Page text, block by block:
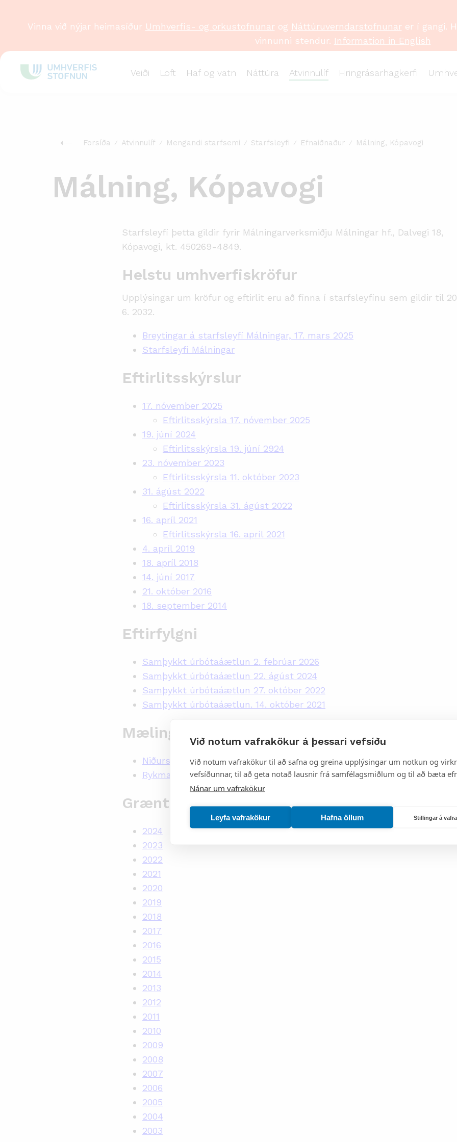
Við notum vafrakökur á þessari vefsíðu
Við notum vafrakökur til að safna og greina upplýsingar um notkun og
vefsíðunnar, til að geta notað lausnir frá samfélagsmiðlum og til að bæta
Nánar um vafrakökur
Leyfa vafrakökur Hafna öllum Stillingar á
Veiði Loft Haf og vatn Náttúra Atvinnulíf Hringrásarhagkerfi
Vinna við nýjar heimasíður Umhverfis- og orkustofnunarog Náttúruverndarstofnunarer í gangi.
vinnunni stendur. Information in English
Forsíða Atvinnulíf Mengandi starfsemi Starfsleyfi Efnaiðnaður Málning, Kópavogi
Málning, Kópavogi
Starfsleyfi þetta gildir fyrir Málningarverksmiðju Málningar hf., Dalvegi 18,
Kópavogi, kt. 450269-4849.
Helstu umhverfiskröfur
Upplýsingar um kröfur og eftirlit eru að finna í starfsleyfinu sem gildir til
6. 2032.
Breytingar á starfsleyfi Málningar, 17. mars 2025
Starfsleyfi Málningar
Eftirlitsskýrslur
17. nóvember 2025
Eftirlitsskýrsla 17. nóvember 2025
19. júní 2024
Eftirlitsskýrsla 19. júní 2924
23. nóvember 2023
Eftirlitsskýrsla 11. október 2023
31. ágúst 2022
Eftirlitsskýrsla 31. ágúst 2022
16. apríl 2021
Eftirlitsskýrsla 16. apríl 2021
4. apríl 2019
18. apríl 2018
14. júní 2017
21. október 2016
18. september 2014
Eftirfylgni
Samþykkt úrbótaáætlun 2. febrúar 2026
Samþykkt úrbótaáætlun 22. ágúst 2024
Samþykkt úrbótaáætlun 27. október 2022
Samþykkt úrbótaáætlun. 14. október 2021
Mælingar og vöktun
Niðurstöður hljóðmælinga. 3. desember 2015
Rykmælingar í útblæstri. 4. desember 2013
Grænt bókhald
2024
2023
2022
2021
2020
2019
2018
2017
2016
2015
2014
2013
2012
2011
2010
2009
2008
2007
2006
2005
2004
2003